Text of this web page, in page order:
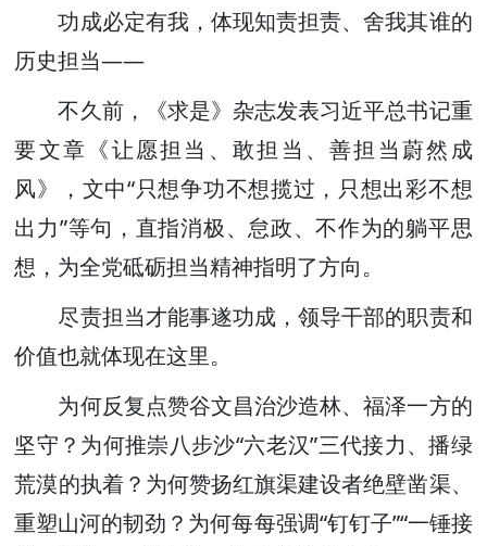
功成必定有我，体现知责担责、舍我其谁的
历史担当——
不久前，《求是》杂志发表习近平总书记重
要文章《让愿担当、敢担当、善担当蔚然成
风》，文中“只想争功不想揽过，只想出彩不想
出力”等句，直指消极、怠政、不作为的躺平思
想，为全党砥砺担当精神指明了方向。
尽责担当才能事遂功成，领导干部的职责和
价值也就体现在这里。
为何反复点赞谷文昌治沙造林、福泽一方的
坚守？为何推崇八步沙“六老汉”三代接力、播绿
荒漠的执着？为何赞扬红旗渠建设者绝壁凿渠、
重塑山河的韧劲？为何每每强调“钉钉子”“一锤接